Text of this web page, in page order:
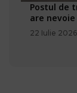
Postul de
are
22 Iulie 2026